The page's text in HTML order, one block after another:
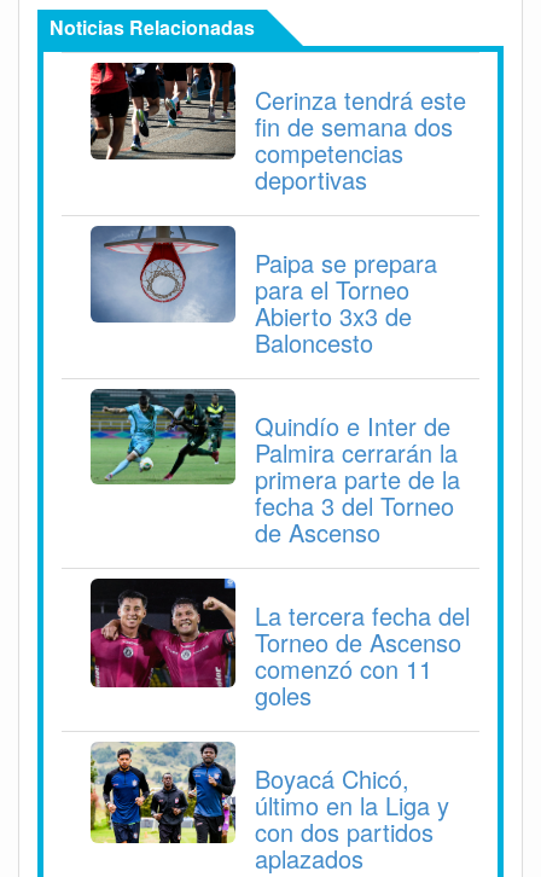
Noticias Relacionadas
Cerinza tendrá este
fin de semana dos
competencias
deportivas
Paipa se prepara
para el Torneo
Abierto 3x3 de
Baloncesto
Quindío e Inter de
Palmira cerrarán la
primera parte de la
fecha 3 del Torneo
de Ascenso
La tercera fecha del
Torneo de Ascenso
comenzó con 11
goles
Boyacá Chicó,
último en la Liga y
con dos partidos
aplazados